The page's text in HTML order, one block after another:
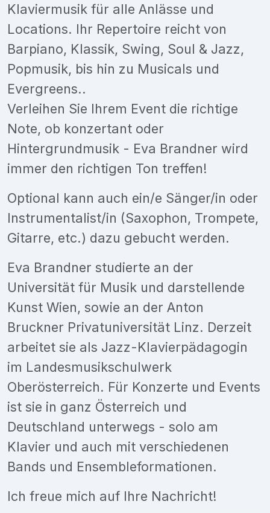
Klaviermusik für alle Anlässe und
Locations. Ihr Repertoire reicht von
Barpiano, Klassik, Swing, Soul & Jazz,
Popmusik, bis hin zu Musicals und
Evergreens..
Verleihen Sie Ihrem Event die richtige
Note, ob konzertant oder
Hintergrundmusik - Eva Brandner wird
immer den richtigen Ton treffen!
Optional kann auch ein/e Sänger/in oder
Instrumentalist/in (Saxophon, Trompete,
Gitarre, etc.) dazu gebucht werden.
Eva Brandner studierte an der
Universität für Musik und darstellende
Kunst Wien, sowie an der Anton
Bruckner Privatuniversität Linz. Derzeit
arbeitet sie als Jazz-Klavierpädagogin
im Landesmusikschulwerk
Oberösterreich. Für Konzerte und Events
ist sie in ganz Österreich und
Deutschland unterwegs - solo am
Klavier und auch mit verschiedenen
Bands und Ensembleformationen.
Ich freue mich auf Ihre Nachricht!